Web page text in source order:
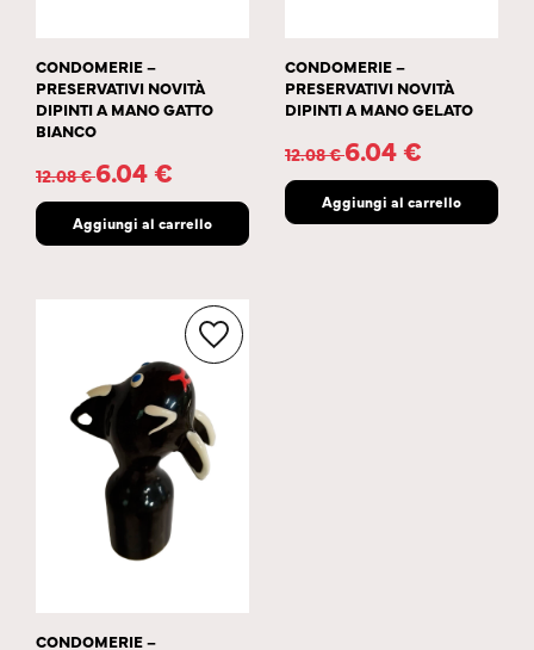
CONDOMERIE –
PRESERVATIVI NOVITÀ
DIPINTI A MANO GATTO
BIANCO
12.08€ 6.04€
Aggiungi al carrello
CONDOMERIE –
PRESERVATIVI NOVITÀ
DIPINTI A MANO GELATO
12.08€ 6.04€
Aggiungi al carrello
CONDOMERIE –